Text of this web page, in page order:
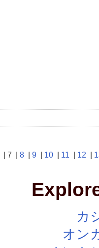
| 7 | 8 | 9 | 10 | 11 | 12 |
カ
オン